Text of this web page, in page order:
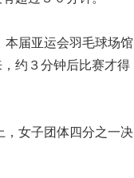
届亚运会羽毛球场馆
约３分钟后比赛才得
女子团体四分之一决